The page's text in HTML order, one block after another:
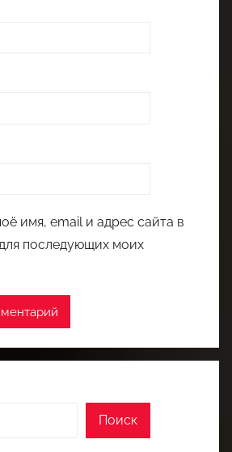
имя, email и адрес сайта в
последующих моих
Поиск